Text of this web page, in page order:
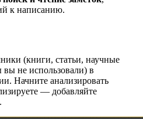
к написанию.
(книги, статьи, научные
вы не использовали) в
Начните анализировать
— добавляйте